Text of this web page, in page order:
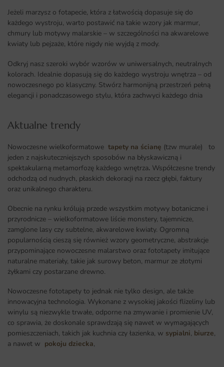
Jeżeli marzysz o fotapecie, która z łatwością dopasuje się do
każdego wystroju, warto postawić na takie wzory jak marmur,
chmury lub motywy malarskie – w szczególności na akwarelowe
kwiaty lub pejzaże, które nigdy nie wyjdą z mody.
Odkryj nasz szeroki wybór wzorów w uniwersalnych, neutralnych
kolorach. Idealnie dopasują się do każdego wystroju wnętrza – od
nowoczesnego po klasyczny. Stwórz harmonijną przestrzeń pełną
elegancji i ponadczasowego stylu, która zachwyci każdego dnia
Aktualne trendy​
Nowoczesne wielkoformatowe tapety na ścianę (tzw murale) to
jeden z najskuteczniejszych sposobów na błyskawiczną i
spektakularną metamorfozę każdego wnętrza. Współczesne trendy
odchodzą od nudnych, płaskich dekoracji na rzecz głębi, faktury
oraz unikalnego charakteru.
Obecnie na rynku królują przede wszystkim motywy botaniczne i
przyrodnicze – wielkoformatowe liście monstery, tajemnicze,
zamglone lasy czy subtelne, akwarelowe kwiaty. Ogromną
popularnością cieszą się również wzory geometryczne, abstrakcje
przypominające nowoczesne malarstwo oraz fototapety imitujące
naturalne materiały, takie jak surowy beton, marmur ze złotymi
żyłkami czy postarzane drewno.
Nowoczesne fototapety to jednak nie tylko design, ale także
innowacyjna technologia. Wykonane z wysokiej jakości flizeliny lub
winylu są niezwykle trwałe, odporne na zmywanie i promienie UV,
co sprawia, że doskonale sprawdzają się nawet w wymagających
pomieszczeniach, takich jak kuchnia czy łazienka, w sypialni, biurze,
a nawet w pokoju dziecka,